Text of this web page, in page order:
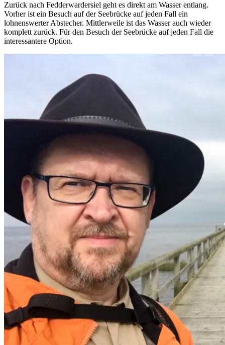
Zurück nach Fedderwardersiel geht es direkt am Wasser entlang.
Vorher ist ein Besuch auf der Seebrücke auf jeden Fall ein
lohnenswerter Abstecher. Mittlerweile ist das Wasser auch wieder
komplett zurück. Für den Besuch der Seebrücke auf jeden Fall die
interessantere Option.